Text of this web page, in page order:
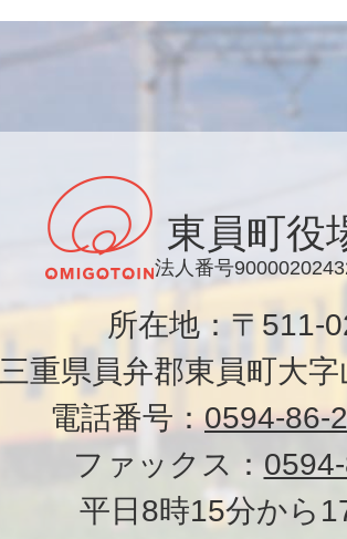
東員町役
法人番号
所在地：〒
三重県員弁郡東員町大
電話番号： 0594-86-
ファックス：
平日8時15分から